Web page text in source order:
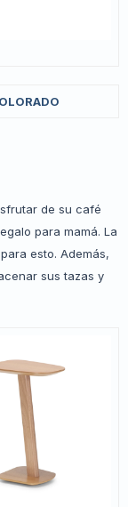
de su café
para mamá. La
esto. Además,
sus tazas y